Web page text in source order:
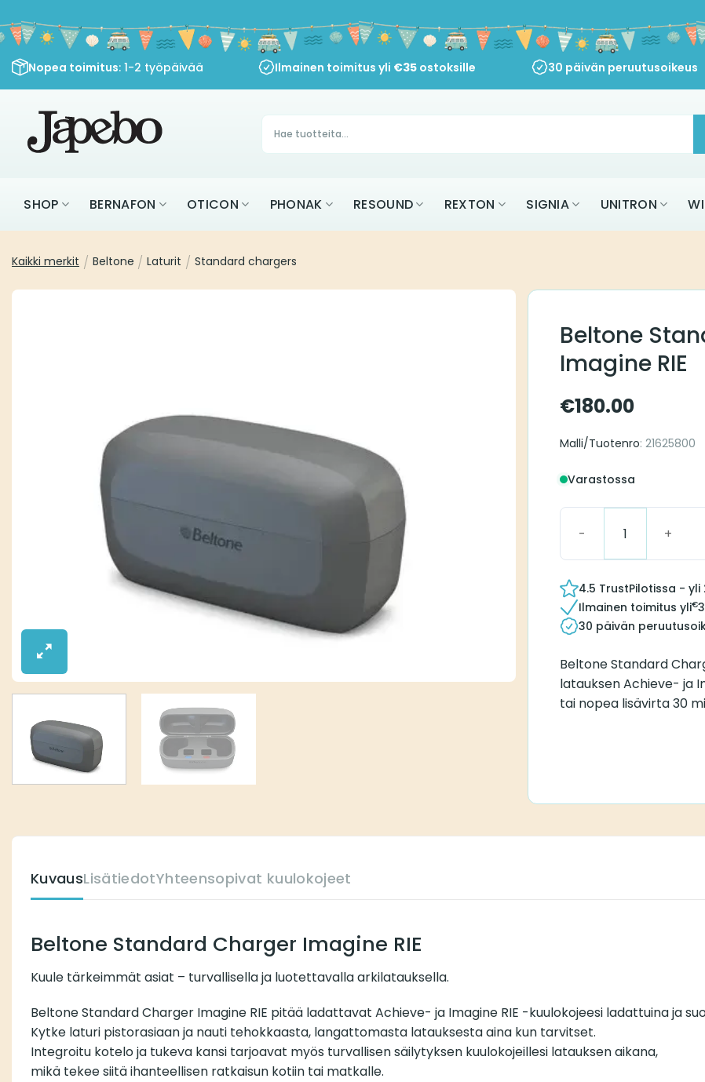
sisältöön
Nopea toimitus: 1-2 työpäivää Ilmainen toimitus yli €35 ostoksille 30 päivän peruutusoikeus
Products
search
SHOP BERNAFON OTICON PHONAK RESOUND REXTON SIGNIA UNITRON
Kaikki merkit / Beltone / Laturit / Standard chargers
Beltone
Imagine RIE
€180.00
Malli/Tuotenro: 21625800
Varastossa
4.5 TrustPilotissa -
Ilmainen toimitus yli€
30 päivän
Beltone Standard
latauksen Achieve- ja
tai nopea lisävirta 30
KuvausLisätiedotYhteensopivat kuulokojeet
Beltone Standard Charger Imagine RIE
Kuule tärkeimmät asiat – turvallisella ja luotettavalla arkilatauksella.
Beltone Standard Charger Imagine RIE pitää ladattavat Achieve- ja Imagine RIE -kuulokojeesi ladattuina ja
Kytke laturi pistorasiaan ja nauti tehokkaasta, langattomasta latauksesta aina kun tarvitset.
Integroitu kotelo ja tukeva kansi tarjoavat myös turvallisen säilytyksen kuulokojeillesi latauksen aikana,
mikä tekee siitä ihanteellisen ratkaisun kotiin tai matkalle.